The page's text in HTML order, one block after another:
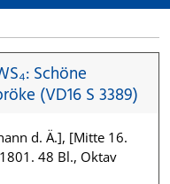
Schöne
(VD16 S 3389)
d. Ä.], [Mitte 16.
48 Bl., Oktav